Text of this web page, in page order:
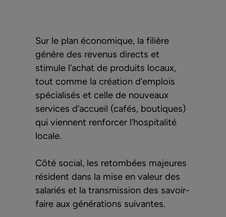
Sur le plan économique, la filière
génère des revenus directs et
stimule l’achat de produits locaux,
tout comme la création d’emplois
spécialisés et celle de nouveaux
services d’accueil (cafés, boutiques)
qui viennent renforcer l’hospitalité
locale.
Côté social, les retombées majeures
résident dans la mise en valeur des
salariés et la transmission des savoir-
faire aux générations suivantes.